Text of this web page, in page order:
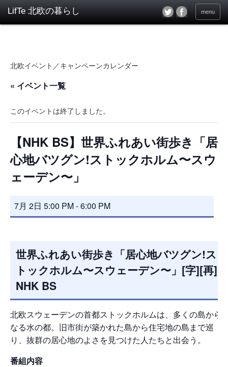
menu
北欧イベント／キャンペーンカレンダー
« イベント一覧
このイベントは終了しました。
【NHK BS】世界ふれあい街歩き「居
心地バツグン!ストックホルム〜スウ
ェーデン〜」
7月 2日 5:00 PM-6:00 PM
世界ふれあい街歩き「居心地バツグン!ス
トックホルム〜スウェーデン〜」[字][再]
NHK BS
北欧スウェーデンの首都ストックホルムは、多くの島から
なる水の都。旧市街が築かれた島から住宅地の島まで巡
り、抜群の居心地のよさを見つけた人たちと出会う。
番組内容